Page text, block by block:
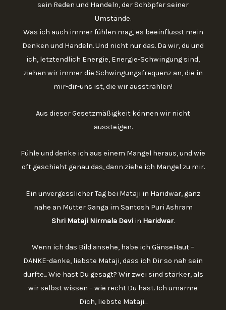
sein Reden und Handeln, der Schöpfer seiner
Umstände.
Was ich auch immer fühlen mag, es beeinflusst mein
Denken und Handeln. Und nicht nur das. Da wir, du und
ich, letztendlich Energie, Energie-Schwingung sind,
ziehen wir immer die Schwingungsfrequenz an, die in
mir-dir-uns ist, die wir ausstrahlen!
Aus dieser Gesetzmäßigkeit können wir nicht
aussteigen.
Fühle und denke ich aus einem Mangel heraus, und wie
oft geschieht genau das, dann ziehe ich Mangel zu mir.
Ein unvergesslicher Tag bei Mataji in Haridwar, ganz
nahe an Mutter Ganga im Santosh Puri Ashram
Shri Mataji Nirmala Devi in Haridwar.
Wenn ich das Bild ansehe, habe ich GänseHaut –
DANKE-danke, liebste Mataji, dass ich Dir so nah sein
durfte... Wie hast Du gesagt? Wir zwei sind stärker, als
wir selbst wissen – wie recht Du hast. Ich umarme
Dich, liebste Mataji...